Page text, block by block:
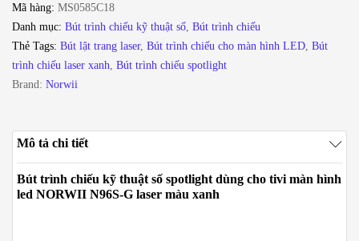
dùng
cho
tivi
màn
hình
NORWII
N96S-
laser
Mã hàng: MS0585C18
Danh mục: Bút trình chiếu kỹ thuật số Bút trình chiếu
Thẻ Tags: Bút lật trang laser, Bút trình chiếu cho màn hình LED Bút
trình chiếu laser xanh Bút trình chiếu spotlight
Brand: Norwii
Mô tả chi tiết
Bút trình chiếu kỹ thuật số spotlight dùng cho tivi màn hình
led NORWII N96S-G laser màu xanh